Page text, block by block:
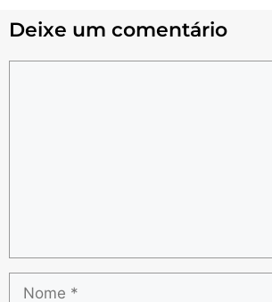
Deixe um comentário